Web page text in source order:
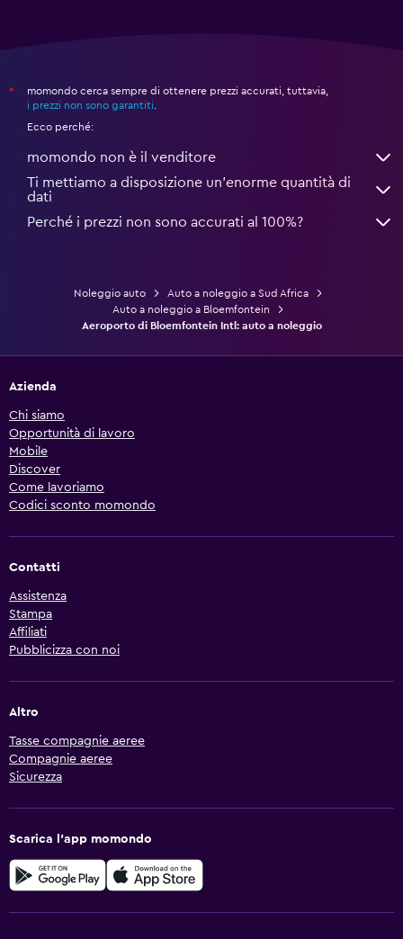
*
momondo cerca sempre di ottenere prezzi accurati, tuttavia,
i prezzi non sono garantiti.
Ecco perché:
momondo non è il venditore
Ti mettiamo a disposizione un’enorme quantità di
dati
Perché i prezzi non sono accurati al 100%?
Noleggio auto
Auto a noleggio a Sud Africa
Auto a noleggio a Bloemfontein
Aeroporto di Bloemfontein Intl: auto a noleggio
Azienda
Chi siamo
Opportunità di lavoro
Mobile
Discover
Come lavoriamo
Codici sconto momondo
Contatti
Assistenza
Stampa
Affiliati
Pubblicizza con noi
Altro
Tasse compagnie aeree
Compagnie aeree
Sicurezza
Scarica l'app momondo